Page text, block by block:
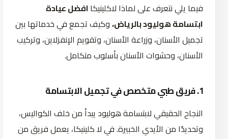
فيما يلي نتعرف على لماذا لاكلينيكاافضل عيادة
ابتسامة هوليود بالرياض،وكيف تجمع في خدماتها بين
تجميل الأسنان، وزراعة الأسنان، وتقويم الإنفزلاين، وتركيب
الأسنان، وحشوات الأسنان بأسلوب متكامل.
1. فريقطبيمتخصصفيتجميلالابتسامة
النجاح الحقيقي لابتسامة هوليود يبدأ من خلف الكواليس،
وتحديدًا من الأيدي الخبيرة. في لا كلينيكا، يعمل فريق من